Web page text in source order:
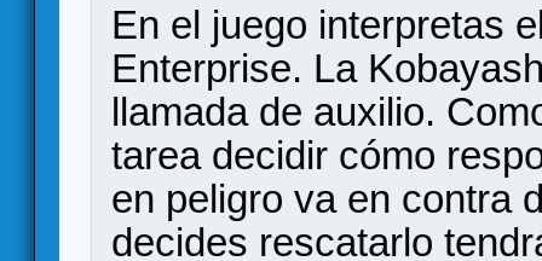
En el juego interpretas
Enterprise. La
llamada de auxilio.
tarea decidir cómo
en peligro va en contra
decides rescatarlo